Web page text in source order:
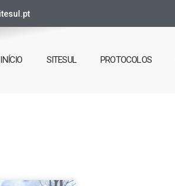
INÍCIO SITESUL PROTOCOLOS